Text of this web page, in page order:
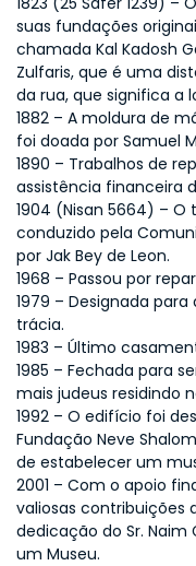
suas fundações
chamada Kal Kadosh
Zulfaris, que é uma
da rua, que significa a
1882 – A moldura de
foi doada por Samuel
1890 – Trabalhos de
assistência financeira
1904 (Nisan 5664) –
conduzido pela
por Jak Bey de Leon.
1968 – Passou por
1979 – Designada
trácia.
1983 – Último
1985 – Fechada para
mais judeus residindo
1992 – O edifício foi
Fundação Neve
de estabelecer um
2001 – Com o apoio
valiosas contribuições
dedicação do Sr. Naim
um Museu.